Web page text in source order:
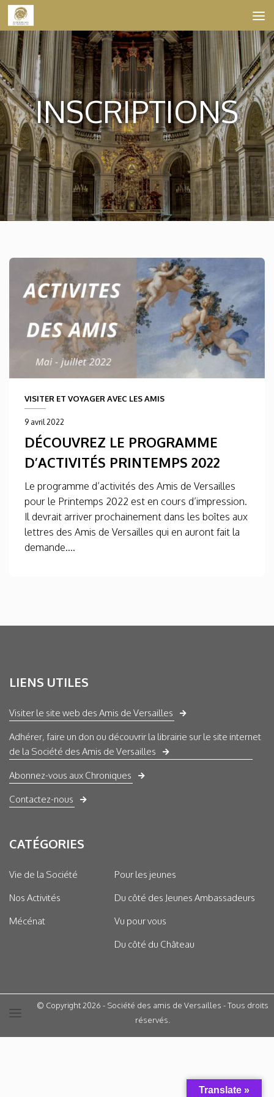
Skip to content
INSCRIPTIONS
VISITER ET VOYAGER AVEC LES AMIS
9 avril 2022
DÉCOUVREZ LE PROGRAMME
D’ACTIVITÉS PRINTEMPS 2022
Le programme d’activités des Amis de Versailles
pour le Printemps 2022 est en cours d’impression.
Il devrait arriver prochainement dans les boîtes aux
lettres des Amis de Versailles qui en auront fait la
demande....
LIENS UTILES
Visiter le site web des Amis de Versailles
Adhérer, faire un don ou découvrir la librairie sur le site internet
de la Société des Amis de Versailles
Abonnez-vous aux Chroniques
Contactez-nous
CATÉGORIES
Vie de la Société
Nos Activités
Mécénat
Pour les jeunes
Du côté des Jeunes Ambassadeurs
Vu pour vous
Du côté du Château
© Copyright 2026 - Société des amis de Versailles - Tous droits
réservés.
Translate »